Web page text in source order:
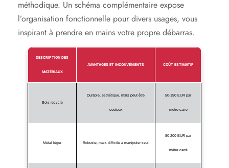
méthodique. Un schéma complémentaire expose
l’organisation fonctionnelle pour divers usages, vous
inspirant à prendre en mains votre propre débarras.
DESCRIPTION DES
MATÉRIAUX
AVANTAGES ET INCONVÉNIENTS COÛT ESTIMATIF
Bois recyclé
Durable, esthétique, mais peut être
coûteux
50-150 EUR par
mètre carré
Métal léger Robuste, mais difficile à manipuler seul
80-200 EUR par
mètre carré